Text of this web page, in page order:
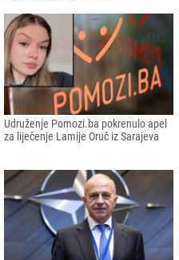
Udruženje Pomozi.ba pokrenulo apel
za liječenje Lamije Oruč iz Sarajeva